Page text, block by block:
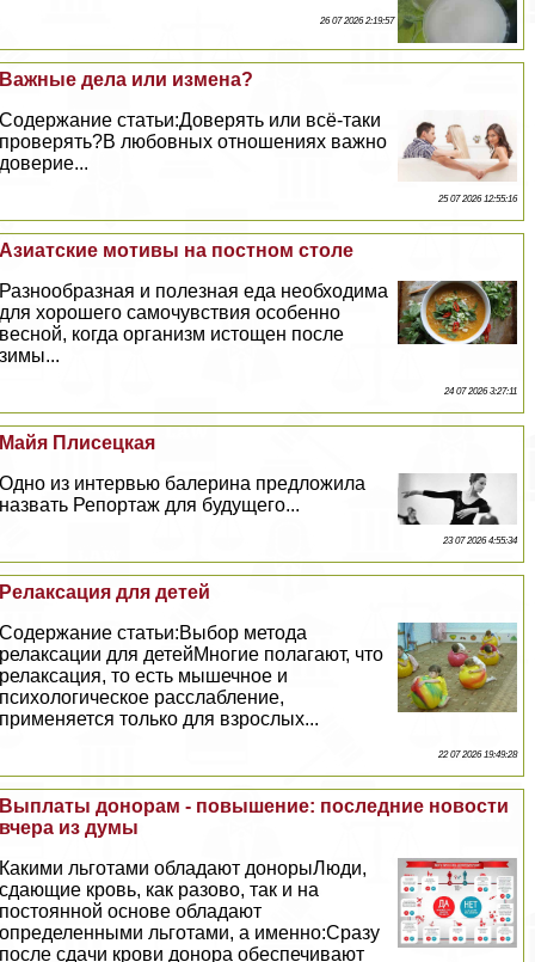
26 07 2026 2:19:57
Важные дела или измена?
Содержание статьи:Доверять или всё-таки
проверять?В любовных отношениях важно
доверие...
25 07 2026 12:55:16
Азиатские мотивы на постном столе
Разнообразная и полезная еда необходима
для хорошего самочувствия особенно
весной, когда организм истощен после
зимы...
24 07 2026 3:27:11
Майя Плисецкая
Одно из интервью балерина предложила
назвать Репортаж для будущего...
23 07 2026 4:55:34
Релаксация для детей
Содержание статьи:Выбор метода
релаксации для детейМногие полагают, что
релаксация, то есть мышечное и
психологическое расслабление,
применяется только для взрослых...
22 07 2026 19:49:28
Выплаты донорам - повышение: последние новости
вчера из думы
Какими льготами обладают донорыЛюди,
сдающие кровь, как разово, так и на
постоянной основе обладают
определенными льготами, а именно:Сразу
после сдачи крови донора обеспечивают